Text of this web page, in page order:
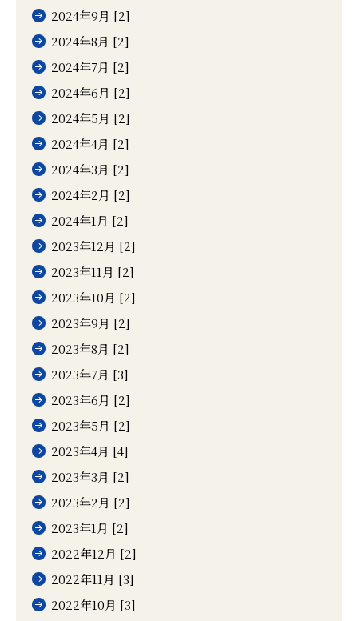
2024年9月 [2]
2024年8月 [2]
2024年7月 [2]
2024年6月 [2]
2024年5月 [2]
2024年4月 [2]
2024年3月 [2]
2024年2月 [2]
2024年1月 [2]
2023年12月 [2]
2023年11月 [2]
2023年10月 [2]
2023年9月 [2]
2023年8月 [2]
2023年7月 [3]
2023年6月 [2]
2023年5月 [2]
2023年4月 [4]
2023年3月 [2]
2023年2月 [2]
2023年1月 [2]
2022年12月 [2]
2022年11月 [3]
2022年10月 [3]